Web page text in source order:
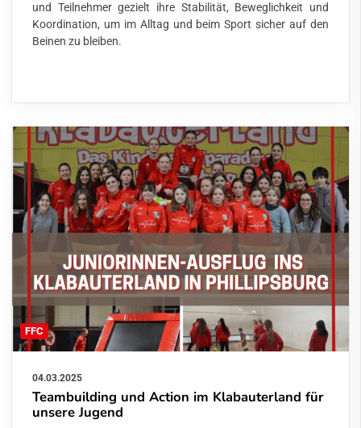
und Teilnehmer gezielt ihre Stabilität, Beweglichkeit und
Koordination, um im Alltag und beim Sport sicher auf den
Beinen zu bleiben.
FFC
04.03.2025
Teambuilding und Action im Klabauterland für
unsere Jugend